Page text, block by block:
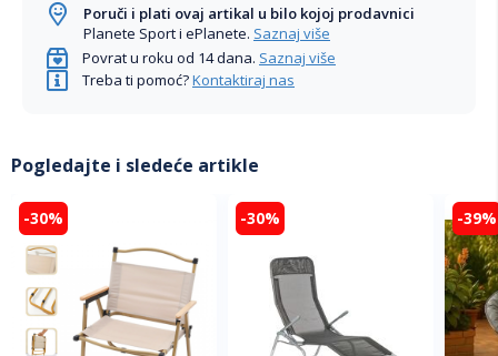
Poruči i plati ovaj artikal u bilo kojoj prodavnici
Planete Sport i ePlanete. Saznaj više
Povrat u roku od 14 dana. Saznaj više
Treba ti pomoć?Kontaktiraj nas
Pogledajte i sledeće artikle
-30% -30% -39%